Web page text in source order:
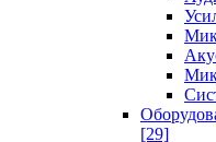
[29]